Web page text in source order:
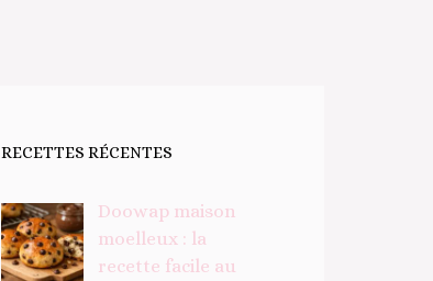
RECETTES RÉCENTES
Doowap maison
moelleux : la
recette facile au